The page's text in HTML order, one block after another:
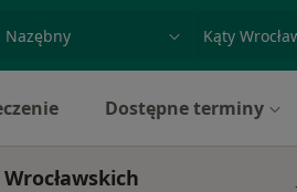
badanie lub nazwisko
Dostępne terminy